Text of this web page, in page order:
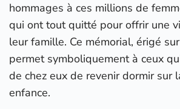
hommages à ces millions de
qui ont tout quitté pour offrir une
leur famille. Ce mémorial, érigé
permet symboliquement à ceux
de chez eux de revenir dormir sur
enfance.